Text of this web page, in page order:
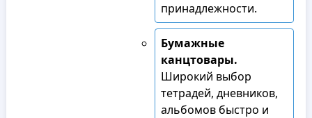
принадлежности.
Бумажные
канцтовары.
Широкий выбор
тетрадей, дневников,
альбомов быстро и